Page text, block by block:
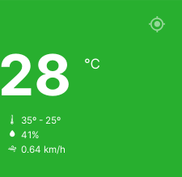
28 ℃
35º - 25º
41%
0.64 km/h